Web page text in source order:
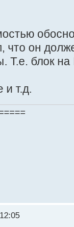
что он
Т.е. блок на
и т.д.